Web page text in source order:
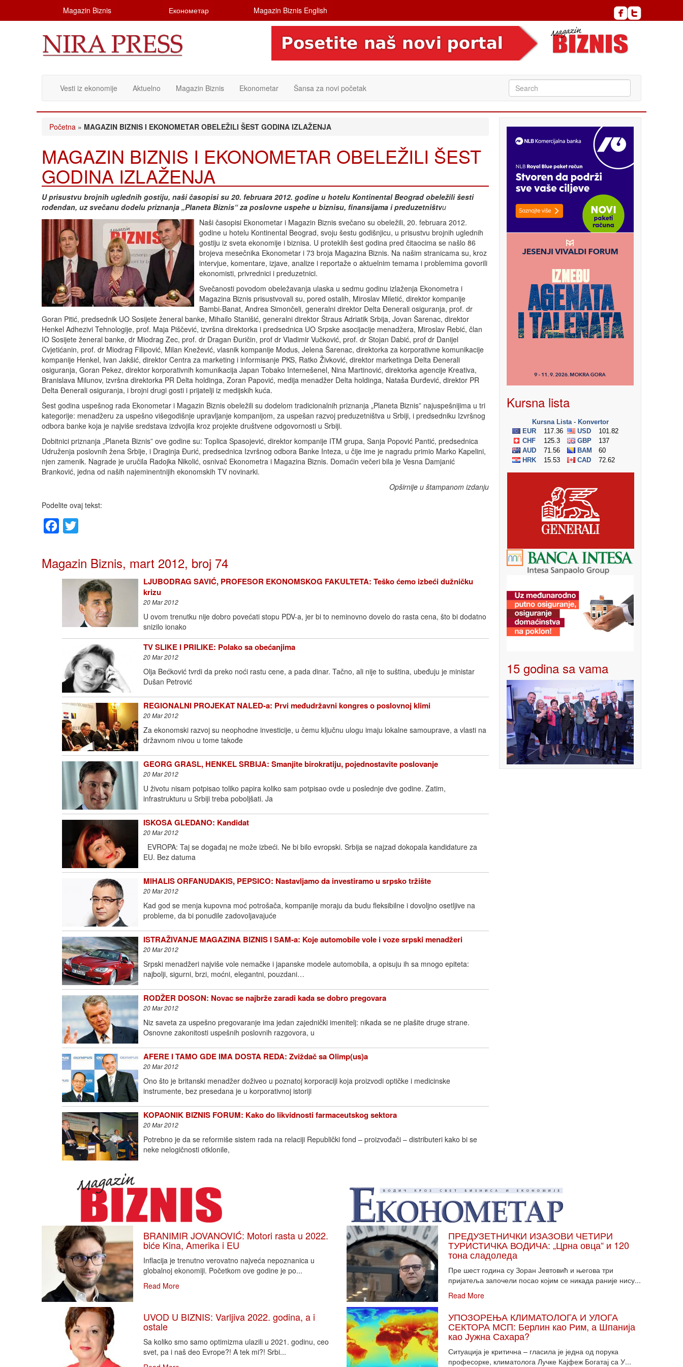
Magazin Biznis Економетар Magazin Biznis English
Vesti iz ekonomije Aktuelno Magazin Biznis Ekonometar Šansa za novi početak
Početna » MAGAZIN BIZNIS I EKONOMETAR OBELEŽILI ŠEST GODINA IZLAŽENJA
MAGAZIN BIZNIS I EKONOMETAR OBELEŽILI ŠEST
GODINA IZLAŽENJA
U prisustvu brojnih uglednih gostiju, naši časopisi su 20. februara 2012. godine u hotelu Kontinental Beograd obeležili šesti
rođendan, uz svečanu dodelu priznanja „Planeta Biznis“ za poslovne uspehe u biznisu, finansijama i preduzetništvu
Naši časopisi Ekonometar i Magazin Biznis svečano su obeležili, 20. februara 2012.
godine u hotelu Kontinental Beograd, svoju šestu godišnjicu, u prisustvu brojnih uglednih
gostiju iz sveta ekonomije i biznisa. U proteklih šest godina pred čitaocima se našlo 86
brojeva mesečnika Ekonometar i 73 broja Magazina Biznis. Na našim stranicama su, kroz
intervjue, komentare, izjave, analize i reportaže o aktuelnim temama i problemima govorili
ekonomisti, privrednici i preduzetnici.
Svečanosti povodom obeležavanja ulaska u sedmu godinu izlaženja Ekonometra i
Magazina Biznis prisustvovali su, pored ostalih, Miroslav Miletić, direktor kompanije
Bambi-Banat, Andrea Simončeli, generalni direktor Delta Đenerali osiguranja, prof. dr
Goran Pitić, predsednik UO Sosijete ženeral banke, Mihailo Stanišić, generalni direktor Štraus Adriatik Srbija, Jovan Šarenac, direktor
Henkel Adhezivi Tehnologije, prof. Maja Piščević, izvršna direktorka i predsednica UO Srpske asocijacije menadžera, Miroslav Rebić, član
IO Sosijete ženeral banke, dr Miodrag Zec, prof. dr Dragan Đuričin, prof dr Vladimir Vučković, prof. dr Stojan Dabić, prof dr Danijel
Cvjetićanin, prof. dr Miodrag Filipović, Milan Knežević, vlasnik kompanije Modus, Jelena Šarenac, direktorka za korporativne komunikacije
kompanije Henkel, Ivan Jakšić, direktor Centra za marketing i informisanje PKS, Ratko Živković, direktor marketinga Delta Đenerali
osiguranja, Goran Pekez, direktor korporativnih komunikacija Japan Tobako Internešenel, Nina Martinović, direktorka agencije Kreativa,
Branislava Milunov, izvršna direktorka PR Delta holdinga, Zoran Papović, medija menadžer Delta holdinga, Nataša Đurđević, direktor PR
Delta Đenerali osiguranja, i brojni drugi gosti i prijatelji iz medijskih kuća.
Šest godina uspešnog rada Ekonometar i Magazin Biznis obeležili su dodelom tradicionalnih priznanja „Planeta Biznis” najuspešnijima u tri
kategorije: menadžeru za uspešno višegodišnje upravljanje kompanijom, za uspešan razvoj preduzetništva u Srbiji, i predsedniku Izvršnog
odbora banke koja je najviše sredstava izdvojila kroz projekte društvene odgovornosti u Srbiji.
Dobitnici priznanja „Planeta Biznis” ove godine su: Toplica Spasojević, direktor kompanije ITM grupa, Sanja Popović Pantić, predsednica
Udruženja poslovnih žena Srbije, i Draginja Đurić, predsednica Izvršnog odbora Banke Inteza, u čije ime je nagradu primio Marko Kapelini,
njen zamenik. Nagrade je uručila Radojka Nikolić, osnivač Ekonometra i Magazina Biznis. Domaćin večeri bila je Vesna Damjanić
Branković, jedna od naših najeminentnijih ekonomskih TV novinarki.
Opširnije u štampanom izdanju
Podelite ovaj tekst:
Facebook
Magazin Biznis, mart 2012, broj 74
LJUBODRAG SAVIĆ, PROFESOR EKONOMSKOG FAKULTETA: Teško ćemo izbeći dužničku
krizu
20 Mar 2012
U ovom trenutku nije dobro povećati stopu PDV-a, jer bi to neminovno dovelo do rasta cena, što bi dodatno
snizilo ionako
TV SLIKE I PRILIKE: Polako sa obećanjima
20 Mar 2012
Olja Bećković tvrdi da preko noći rastu cene, a pada dinar. Tačno, ali nije to suština, ubeđuju je ministar
Dušan Petrović
REGIONALNI PROJEKAT NALED-a: Prvi međudržavni kongres o poslovnoj klimi
20 Mar 2012
Za ekonomski razvoj su neophodne investicije, u čemu ključnu ulogu imaju lokalne samouprave, a vlasti na
državnom nivou u tome takođe
GEORG GRASL, HENKEL SRBIJA: Smanjite birokratiju, pojednostavite poslovanje
20 Mar 2012
U životu nisam potpisao toliko papira koliko sam potpisao ovde u poslednje dve godine. Zatim,
infrastrukturu u Srbiji treba poboljšati. Ja
ISKOSA GLEDANO: Kandidat
20 Mar 2012
EVROPA: Taj se događaj ne može izbeći. Ne bi bilo evropski. Srbija se najzad dokopala kandidature za
EU. Bez datuma
MIHALIS ORFANUDAKIS, PEPSICO: Nastavljamo da investiramo u srpsko tržište
20 Mar 2012
Kad god se menja kupovna moć potrošača, kompanije moraju da budu fleksibilne i dovoljno osetljive na
probleme, da bi ponudile zadovoljavajuće
ISTRAŽIVANJE MAGAZINA BIZNIS I SAM-a: Koje automobile vole i voze srpski menadžeri
20 Mar 2012
Srpski menadžeri najviše vole nemačke i japanske modele automobila, a opisuju ih sa mnogo epiteta:
najbolji, sigurni, brzi, moćni, elegantni, pouzdani…
RODŽER DOSON: Novac se najbrže zaradi kada se dobro pregovara
20 Mar 2012
Niz saveta za uspešno pregovaranje ima jedan zajednički imenitelj: nikada se ne plašite druge strane.
Osnovne zakonitosti uspešnih poslovnih razgovora, u
AFERE I TAMO GDE IMA DOSTA REDA: Zviždač sa Olimp(us)a
20 Mar 2012
Ono što je britanski menadžer doživeo u poznatoj korporaciji koja proizvodi optičke i medicinske
instrumente, bez presedana je u korporativnoj istoriji
KOPAONIK BIZNIS FORUM: Kako do likvidnosti farmaceutskog sektora
20 Mar 2012
Potrebno je da se reformiše sistem rada na relaciji Republički fond – proizvođači – distributeri kako bi se
neke nelogičnosti otklonile,
Kursna lista
15 godina sa vama
BRANIMIR JOVANOVIĆ: Motori rasta u 2022.
biće Kina, Amerika i EU
Inflacija je trenutno verovatno najveća nepoznanica u
globalnoj ekonomiji. Početkom ove godine je po...
Read More
UVOD U BIZNIS: Varljiva 2022. godina, a i
ostale
Sa koliko smo samo optimizma ulazili u 2021. godinu, ceo
svet, pa i naš deo Evrope?! A tek mi?! Srbi...
ПРЕДУЗЕТНИЧКИ ИЗАЗОВИ ЧЕТИРИ
ТУРИСТИЧКА ВОДИЧА: „Црна овца“ и 120
тона сладоледа
Пре шест година су Зоран Јевтовић и његова три
пријатеља започели посао којим се никада раније нису...
Read More
УПОЗОРЕЊА КЛИМАТОЛОГА И УЛОГА
СЕКТОРА МСП: Берлин као Рим, а Шпанија
као Јужна Сахара?
Ситуација је критична – гласила је једна од порука
професорке, климатолога Лучке Кајфеж Богатај са У...